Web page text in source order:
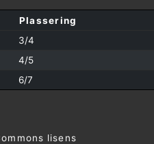
Plassering
3/4
4/5
6/7
lisens